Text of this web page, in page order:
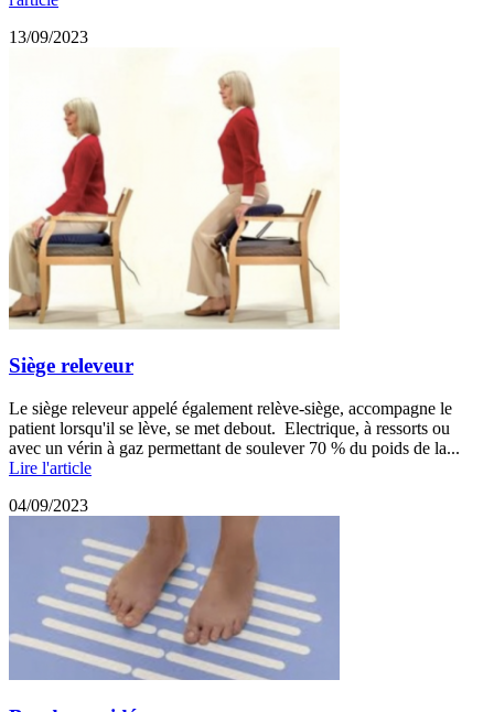
13/09/2023
Siège releveur
Le siège releveur appelé également relève-siège, accompagne le
patient lorsqu'il se lève, se met debout. Electrique, à ressorts ou
avec un vérin à gaz permettant de soulever 70 % du poids de la...
Lire l'article
04/09/2023